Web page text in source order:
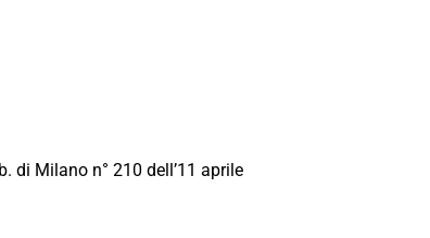
di Milano n° 210 dell’11 aprile